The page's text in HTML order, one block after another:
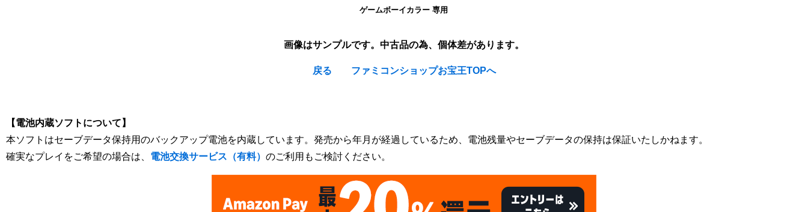
ゲームボーイカラー 専用
画像はサンプルです。中古品の為、個体差があります。
戻る ファミコンショップお宝王TOPへ
【電池内蔵ソフトについて】
本ソフトはセーブデータ保持用のバックアップ電池を内蔵しています。発売から年月が経過しているため、電池残量やセーブデータの保持は保証いたしかねます。
確実なプレイをご希望の場合は、 電池交換サービス（有料） のご利用もご検討ください。